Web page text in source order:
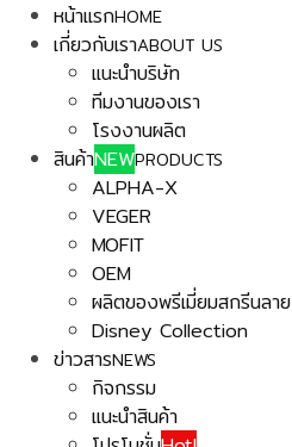
หน้าแรกHOME
เกี่ยวกับเราABOUT US
แนะนำบริษัท
ทีมงานของเรา
โรงงานผลิต
สินค้าNEWPRODUCTS
ALPHA-X
VEGER
MOFIT
OEM
ผลิตของพรีเมี่ยมสกรีนลาย
Disney Collection
ข่าวสารNEWS
กิจกรรม
แนะนำสินค้า